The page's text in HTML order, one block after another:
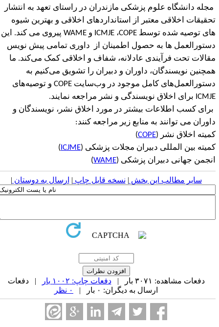
دانشگاه علوم پزشکی مازندران در راستای تعهد به انتشار
اخلاقی معتبر از استانداردهای اخلاقی و بهترین شیوه
توصیه شده توسطCOPE،​​ICMJEو WAMEپیروی می کند. این
ها به حصول اطمینان از داوری تمامی پیش نویس
تحت فرآیندی عادلانه، شفاف و اخلاقی کمک میکند. ما
نویسندگان، داوران و دبیران را تشویق می‌کنیم به
کامل موجود در وب‌سایتCOPEو توصیه‌های
برای اخلاق نویسندگی و نشر مراجعه نمایند.
کسب اطلاعات بیشتر در مورد اخلاق نشر، نویسندگان و
می توانند به منابع زیر مراجعه کنند:
اخلاق نشر ( COPE
)
بین المللی دبیران مجلات پزشکی ( ICJME
)
جهانی دبیران پزشکی ( WAME
)
سایر مطالب این بخش | نسخه قابل چاپ| ارسال به دوستان|
دفعات مشاهده: ۳۰۷۱ بار | دفعات چاپ: ۱۰۰۲ بار
| دفعات
ارسال به دیگران: ۰ بار |